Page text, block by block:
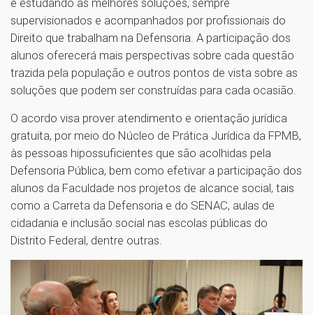
e estudando as melhores soluções, sempre
supervisionados e acompanhados por profissionais do
Direito que trabalham na Defensoria. A participação dos
alunos oferecerá mais perspectivas sobre cada questão
trazida pela população e outros pontos de vista sobre as
soluções que podem ser construídas para cada ocasião.
O acordo visa prover atendimento e orientação jurídica
gratuita, por meio do Núcleo de Prática Jurídica da FPMB,
às pessoas hipossuficientes que são acolhidas pela
Defensoria Pública, bem como efetivar a participação dos
alunos da Faculdade nos projetos de alcance social, tais
como a Carreta da Defensoria e do SENAC, aulas de
cidadania e inclusão social nas escolas públicas do
Distrito Federal, dentre outras.